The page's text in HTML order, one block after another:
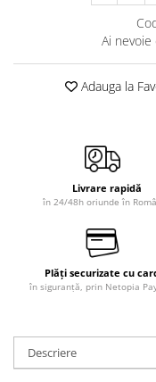
Ai nevoie
Adauga la
Livrare rapidă
în 24/48h oriunde în
Plăți securizate cu
în siguranță, prin Netopia
Descriere